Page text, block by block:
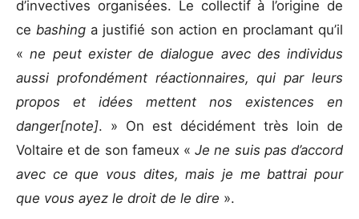
d’invectives organisées. Le collectif à l’origine de
cebashing a justifié son action en proclamant qu’il
«ne peut exister de dialogue avec des individus
aussi profondément réactionnaires, qui par leurs
propos et idées mettent nos existences en
danger[note]. » On est décidément très loin de
Voltaire et de son fameux «Je ne suis pas d’accord
avec ce que vous dites, mais je me battrai pour
que vous ayez le droit de le dire ».